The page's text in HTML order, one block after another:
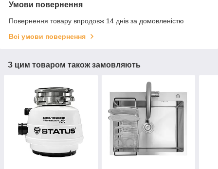
Умови повернення
Повернення товару впродовж 14 днів за домовленістю
Всі умови повернення
З цим товаром також замовляють